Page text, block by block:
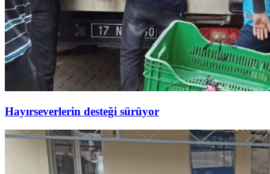
Hayırseverlerin desteği sürüyor